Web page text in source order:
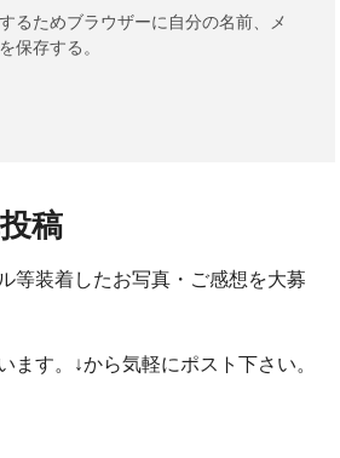
るためブラウザーに自分の名前、メ
保存する。
稿
等装着したお写真・ご感想を大募
ます。↓から気軽にポスト下さい。